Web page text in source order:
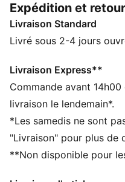
CARACTÉRISTIQUES +
Confectionné avec un
recyclé
Coupe boxy
Tissu jersey simple
Longueur normale
Manches courtes
Détails brandés PUMA
Expédition et
Livraison Standard
Livré sous 2-4 jours
Livraison Express**
Commande avant
livraison le lendemain*.
*Les samedis ne sont
"Livraison" pour plus de
**Non disponible pour